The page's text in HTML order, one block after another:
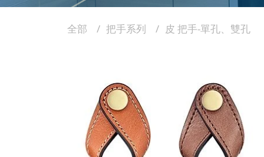
全部 把手系列 皮 把手-單孔、雙孔